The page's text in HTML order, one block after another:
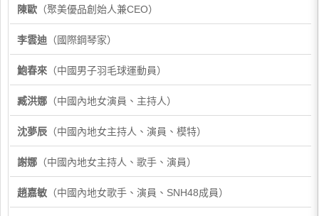
陳歐 （聚美優品創始人兼CEO）
李雲迪 （國際鋼琴家）
鮑春來 （中國男子羽毛球運動員）
臧洪娜 （中國內地女演員、主持人）
沈夢辰 （中國內地女主持人、演員、模特）
謝娜 （中國內地女主持人、歌手、演員）
趙嘉敏 （中國內地女歌手、演員、SNH48成員）